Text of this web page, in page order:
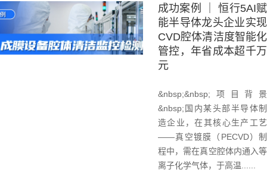
成功案例 ｜ 恒行5AI赋
能半导体龙头企业实现
CVD腔体清洁度智能化
管控，年省成本超千万
元
&nbsp;&nbsp;项目背景
&nbsp;国内某头部半导体制
造企业，在其核心生产工艺
——真空镀膜（PECVD）制
程中，需在真空腔体内通入等
离子化学气体，于高温......